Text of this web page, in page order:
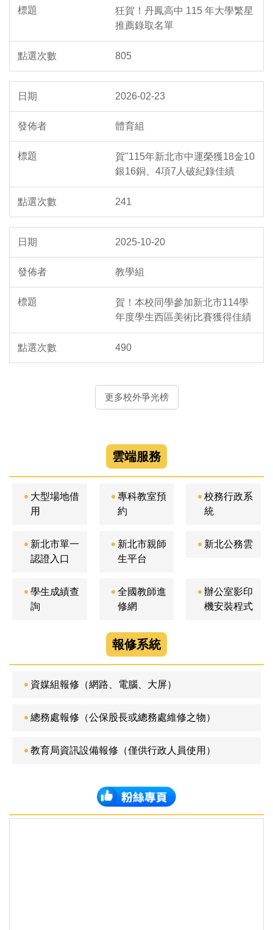
狂賀！丹鳳高中 115 年大學繁星
推薦錄取名單
805
2026-02-23
體育組
賀"115年新北市中運榮獲18金10
銀16銅、4項7人破紀錄佳績
241
2025-10-20
教學組
賀！本校同學參加新北市114學
年度學生西區美術比賽獲得佳績
490
更多校外爭光榜
雲端服務
大型場地借
用
專科教室預
約
校務行政系
統
新北市單一
認證入口
新北市親師
生平台
新北公務雲
學生成績查
詢
全國教師進
修網
辦公室影印
機安裝程式
報修系統
資媒組報修（網路、電腦、大屏）
總務處報修（公保股長或總務處維修之物）
教育局資訊設備報修（僅供行政人員使用）